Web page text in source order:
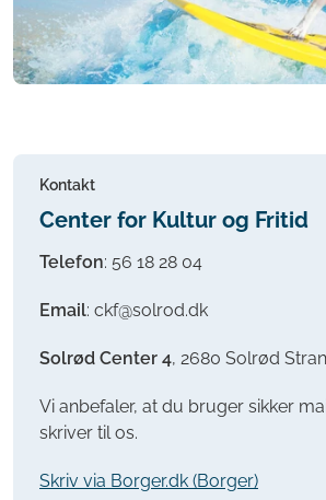
Kontakt
Center for Kultur og Fritid
Telefon: 56 18 28 04
Email: ckf@solrod.dk
Solrød Center 4, 2680 Solrød
Vi anbefaler, at du bruger sikker
skriver til os.
Skriv via Borger.dk (Borger)